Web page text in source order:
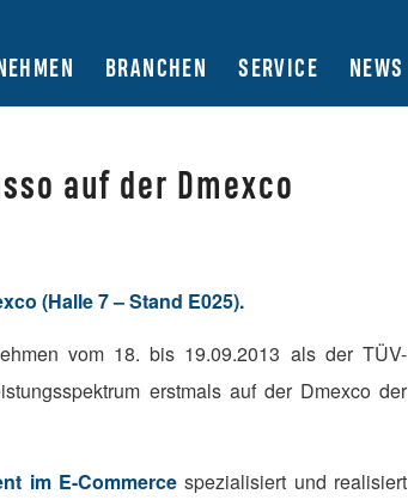
BRANCHEN SERVICE NEWS
auf der Dmexco
(Halle 7 – Stand E025).
vom 18. bis 19.09.2013 als der TÜV-
erstmals auf der Dmexco der
im E-Commerce spezialisiert und realisiert